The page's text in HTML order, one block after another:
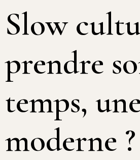
Slow
prendre
temps,
moderne ?